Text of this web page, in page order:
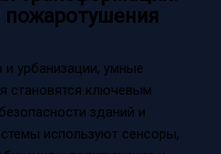
и урбанизации, умные
становятся ключевым
зданий и
используют сенсоры,